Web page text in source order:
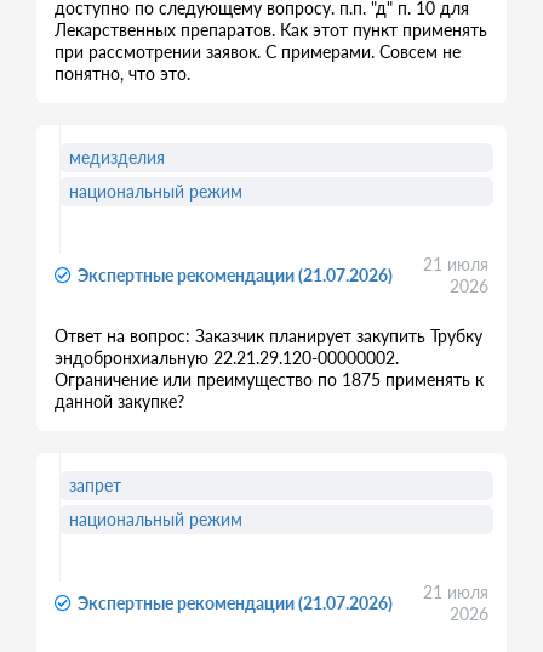
доступно по следующему вопросу. п.п. "д" п. 10 для
Лекарственных препаратов. Как этот пункт применять
при рассмотрении заявок. С примерами. Совсем не
понятно, что это.
Экспертные рекомендации (21.07.2026)
21 июля
2026
Ответ на вопрос: Заказчик планирует закупить Трубку
эндобронхиальную 22.21.29.120-00000002.
Ограничение или преимущество по 1875 применять к
данной закупке?
медизделия
национальный режим
Экспертные рекомендации (21.07.2026)
21 июля
2026
запрет
национальный режим